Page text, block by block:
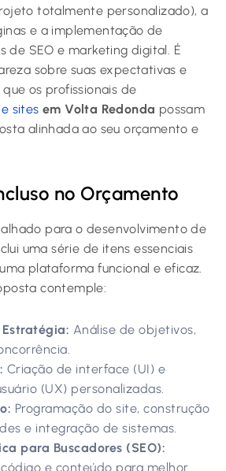
totalmente personalizado), a
e a implementação de
de SEO e marketing digital. É
sobre suas expectativas e
os profissionais de
sites em Volta Redonda possam
alinhada ao seu orçamento e
no Orçamento
para o desenvolvimento de
uma série de itens essenciais
plataforma funcional e eficaz.
contemple:
Análise de objetivos,
Criação de interface (UI) e
(UX) personalizadas.
Programação do site, construção
e integração de sistemas.
para Buscadores (SEO):
e conteúdo para melhor